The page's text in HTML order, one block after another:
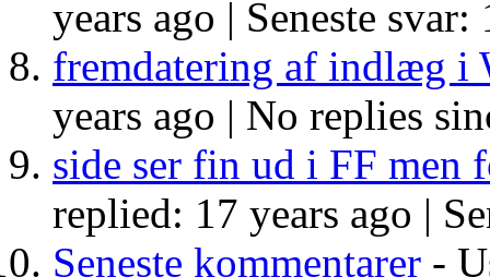
years ago | Seneste svar:
fremdatering af indlæg i
years ago | No replies
side ser fin ud i FF
replied: 17 years ago |
Seneste kommentarer -